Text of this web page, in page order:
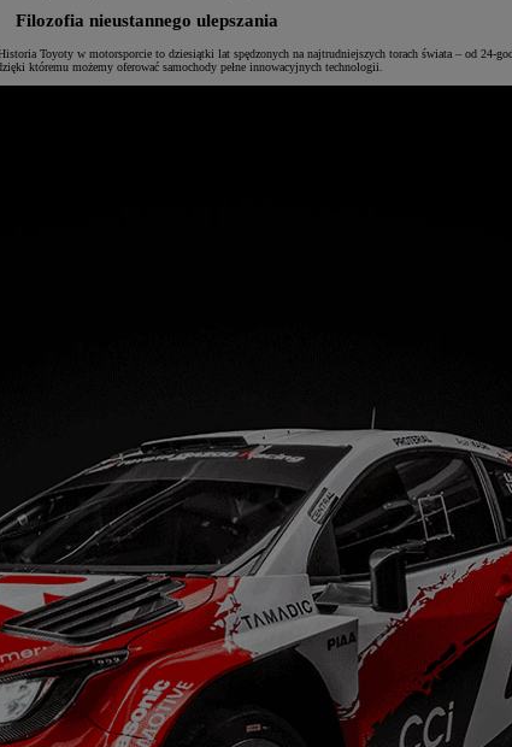
Filozofia nieustannego ulepszania
Toyoty w motorsporcie to dziesiątki lat spędzonych na najtrudniejszych torach świata – od
któremu możemy oferować samochody pełne innowacyjnych technologii.